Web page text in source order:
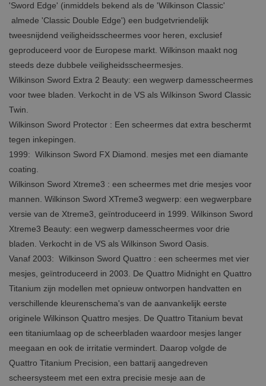
'Sword Edge' (inmiddels bekend als de 'Wilkinson Classic'
almede 'Classic Double Edge') een budgetvriendelijk
tweesnijdend veiligheidsscheermes voor heren, exclusief
geproduceerd voor de Europese markt. Wilkinson maakt nog
steeds deze dubbele veiligheidsscheermesjes.
Wilkinson Sword Extra 2 Beauty: een wegwerp damesscheermes
voor twee bladen. Verkocht in de VS als Wilkinson Sword Classic
Twin.
Wilkinson Sword Protector : Een scheermes dat extra beschermt
tegen inkepingen.
1999: Wilkinson Sword FX Diamond. mesjes met een diamante
coating.
Wilkinson Sword Xtreme3 : een scheermes met drie mesjes voor
mannen. Wilkinson Sword XTreme3 wegwerp: een wegwerpbare
versie van de Xtreme3, geïntroduceerd in 1999. Wilkinson Sword
Xtreme3 Beauty: een wegwerp damesscheermes voor drie
bladen. Verkocht in de VS als Wilkinson Sword Oasis.
Vanaf 2003: Wilkinson Sword Quattro : een scheermes met vier
mesjes, geïntroduceerd in 2003. De Quattro Midnight en Quattro
Titanium zijn modellen met opnieuw ontworpen handvatten en
verschillende kleurenschema's van de aanvankelijk eerste
originele Wilkinson Quattro mesjes. De Quattro Titanium bevat
een titaniumlaag op de scheerbladen waardoor mesjes langer
meegaan en ook de irritatie vermindert. Daarop volgde de
Quattro Titanium Precision, een battarij aangedreven
scheersysteem met een extra precisie mesje aan de